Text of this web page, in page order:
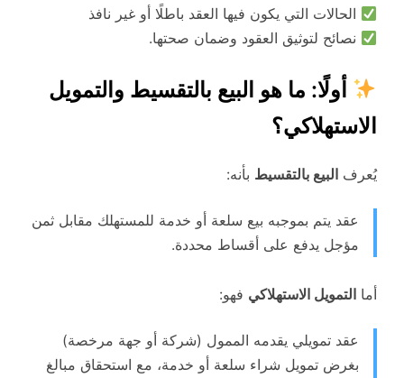
الحالات التي يكون فيها العقد باطلًا أو غير نافذ
نصائح لتوثيق العقود وضمان صحتها.
أولًا: ما هو البيع بالتقسيط والتمويل
الاستهلاكي؟
يُعرف البيع بالتقسيط بأنه:
عقد يتم بموجبه بيع سلعة أو خدمة للمستهلك مقابل ثمن
مؤجل يدفع على أقساط محددة.
أما التمويل الاستهلاكي فهو:
عقد تمويلي يقدمه الممول (شركة أو جهة مرخصة)
بغرض تمويل شراء سلعة أو خدمة، مع استحقاق مبالغ